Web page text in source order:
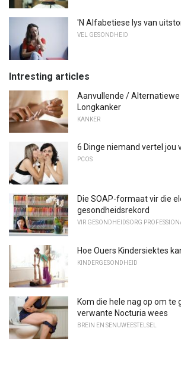
'N Alfabetiese lys van
VEL GESONDHEID
Intresting articles
Aanvullende / Alternatiewe
Longkanker
KANKER
6 Dinge niemand vertel jou
PCOS
Die SOAP-formaat vir die
gesondheidsrekord
VIR GESONDHEIDSORG
Hoe Ouers Kindersiektes
KINDERGESONDHEID
Kom die hele nag op om te
verwante Nocturia wees
BREIN EN SENUWEESTELSEL